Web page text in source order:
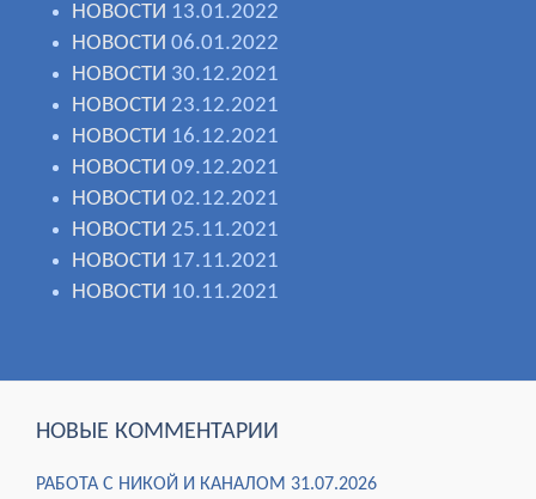
НОВОСТИ 13.01.2022
НОВОСТИ 06.01.2022
НОВОСТИ 30.12.2021
НОВОСТИ 23.12.2021
НОВОСТИ 16.12.2021
НОВОСТИ 09.12.2021
НОВОСТИ 02.12.2021
НОВОСТИ 25.11.2021
НОВОСТИ 17.11.2021
НОВОСТИ 10.11.2021
НОВЫЕ КОММЕНТАРИИ
РАБОТА С НИКОЙ И КАНАЛОМ 31.07.2026